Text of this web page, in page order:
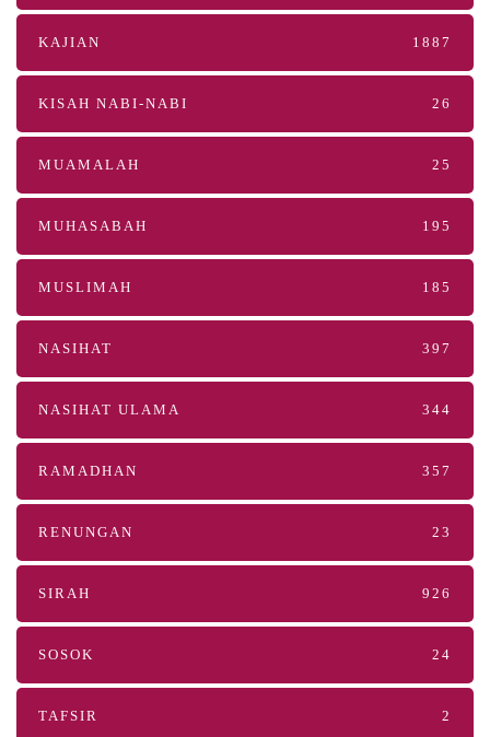
KAJIAN 1887
KISAH NABI-NABI 26
MUAMALAH 25
MUHASABAH 195
MUSLIMAH 185
NASIHAT 397
NASIHAT ULAMA 344
RAMADHAN 357
RENUNGAN 23
SIRAH 926
SOSOK 24
TAFSIR 2